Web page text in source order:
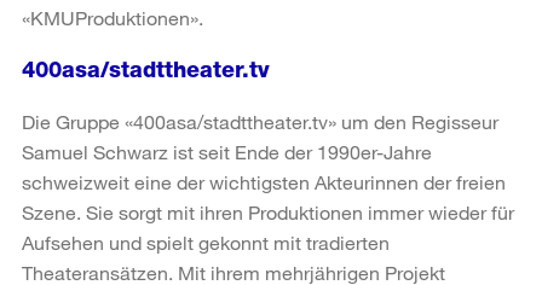
«KMUProduktionen».
400asa/stadttheater.tv
Die Gruppe «400asa/stadttheater.tv» um den Regisseur
Samuel Schwarz ist seit Ende der 1990er-Jahre
schweizweit eine der wichtigsten Akteurinnen der freien
Szene. Sie sorgt mit ihren Produktionen immer wieder für
Aufsehen und spielt gekonnt mit tradierten
Theateransätzen. Mit ihrem mehrjährigen Projekt